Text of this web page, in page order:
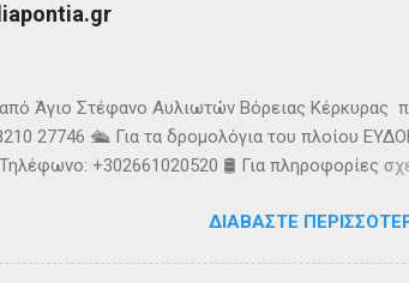
μας στο Instagram 👉 Ακολουθήστε
Άγιο Στέφανο Αυλιωτών Βόρειας Κέρκυρας
27746 🛳️ Για τα δρομολόγια του πλοίου
+302661020520 🛢️ Για πληροφορίες
και στο Instagram 📬Εγγραφείτε στο
ΔΙΑΒΆΣΤΕ